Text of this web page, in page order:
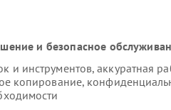
и безопасное
инструментов, аккуратная
копирование,